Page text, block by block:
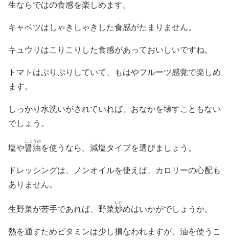
生ならではの食感を楽しめます。
キャベツはしゃきしゃきした食感がたまりません。
キュウリはこりこりした食感があっておいしいですね。
トマトはぷりぷりしていて、もはやフルーツ感覚で楽しめ
ます。
しっかり水洗いがされていれば、おなかを壊すこともない
でしょう。
塩や醤油
しょうゆ
を使うなら、減塩タイプを選びましょう。
ドレッシングは、ノンオイルを使えば、カロリーの心配も
ありません。
生野菜が苦手であれば、野菜炒
いた
めはいかがでしょうか。
熱を通すためビタミンは少し損なわれますが、油を使うこ